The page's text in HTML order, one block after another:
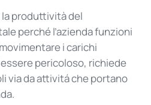
produttività del
perché l’azienda funzioni
i carichi
pericoloso, richiede
via da attivitá che portano